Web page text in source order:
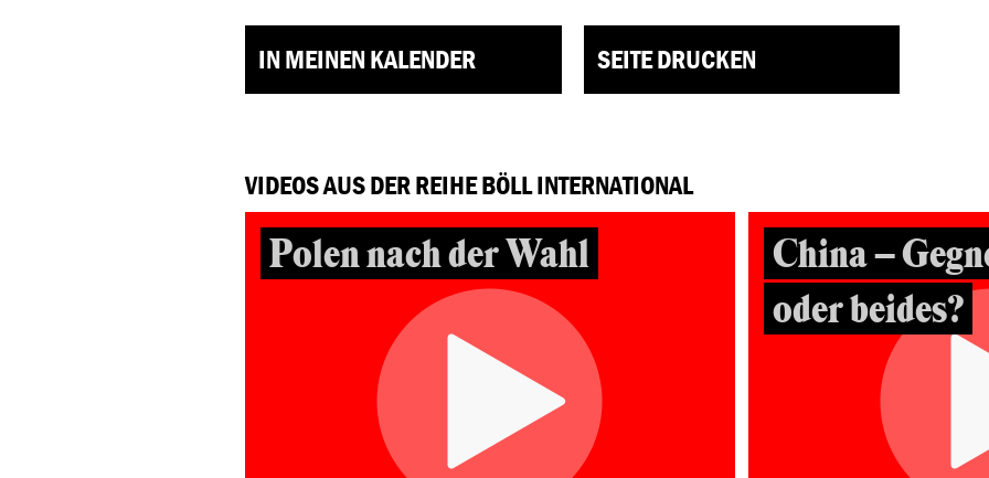
IN MEINEN KALENDER SEITE DRUCKEN
VIDEOS AUS DER REIHE BÖLL INTERNATIONAL
Polen nach der Wahl
China –
oder beides?